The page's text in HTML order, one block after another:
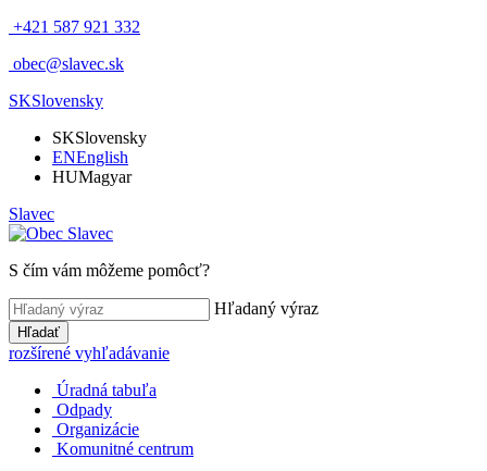
+421 587 921 332
obec@slavec.sk
SKSlovensky
SKSlovensky
ENEnglish
HUMagyar
Slavec
S čím vám môžeme pomôcť?
Hľadaný výraz
Hľadať
rozšírené vyhľadávanie
Úradná tabuľa
Odpady
Organizácie
Komunitné centrum